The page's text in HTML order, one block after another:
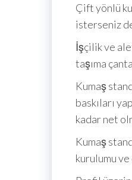
Çift yönlü
isterseniz
İşçilik ve
taşıma
Kumaş
baskıları
kadar net
Kumaş
kurulumu